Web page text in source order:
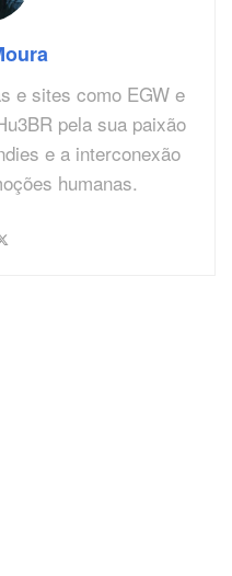
e sites como EGW e
pela sua paixão
e a interconexão
humanas.